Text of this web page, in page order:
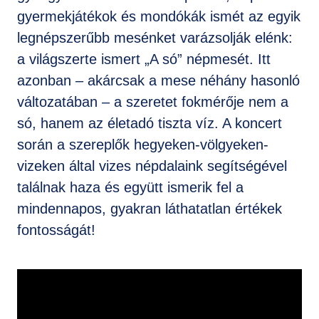
gyermekjátékok és mondókák ismét az egyik
legnépszerűbb mesénket varázsolják elénk:
a világszerte ismert „A só” népmesét. Itt
azonban – akárcsak a mese néhány hasonló
változatában – a szeretet fokmérője nem a
só, hanem az életadó tiszta víz. A koncert
során a szereplők hegyeken-völgyeken-
vizeken által vizes népdalaink segítségével
találnak haza és együtt ismerik fel a
mindennapos, gyakran láthatatlan értékek
fontosságát!